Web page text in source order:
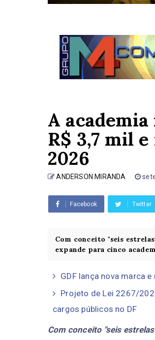
A
R$ 3,7 mil
2026
ANDERSON MIRANDA
Facebook Twitter
Com conceito "seis
expande para cinco
GDF lança nova marca
Projeto de Lei 2267/
cargos públicos no DF
Com conceito "seis